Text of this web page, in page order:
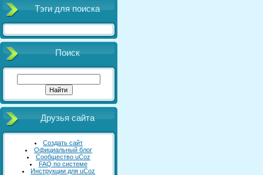
Тэги для поиска
Поиск
Друзья сайта
Создать сайт
Официальный блог
Сообщество uCoz
FAQ по системе
Инструкции для uCoz